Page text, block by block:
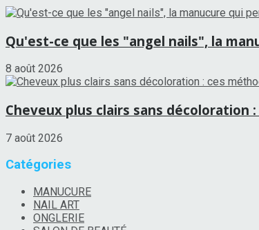
Qu'est-ce que les "angel nails", la
8 août 2026
Cheveux plus clairs sans
7 août 2026
Catégories
MANUCURE
NAIL ART
ONGLERIE